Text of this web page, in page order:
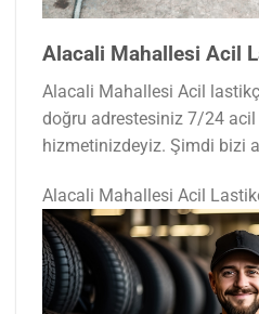
Alacali Mahallesi Acil
Alacali Mahallesi Acil lastikçi
doğru adrestesiniz 7/24
hizmetinizdeyiz. Şimdi bizi
Alacali Mahallesi Acil